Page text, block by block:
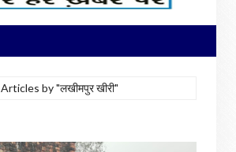
Articles by "लखीमपुर खीरी"